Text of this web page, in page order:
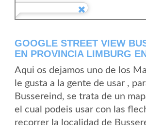
GOOGLE STREET VIEW
EN PROVINCIA LIMBURG
Aqui os dejamos uno de los
le gusta a la gente de usar ,
Bussereind, se trata de un
el cual podeis usar con las
recorrer la localidad de